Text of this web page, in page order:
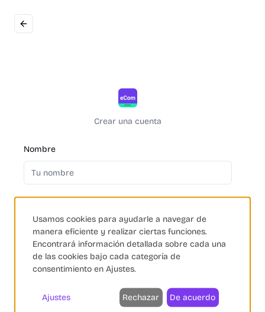
Crear una cuenta
Nombre
Correo electrónico
Contraseña
He leído y acepto lapolítica de privacidady el
Usamos cookies para ayudarle a navegar de
manera eficiente y realizar ciertas funciones.
Encontrará información detallada sobre cada una
de las cookies bajo cada categoría de
consentimiento en Ajustes.
Ajustes Rechazar De acuerdo